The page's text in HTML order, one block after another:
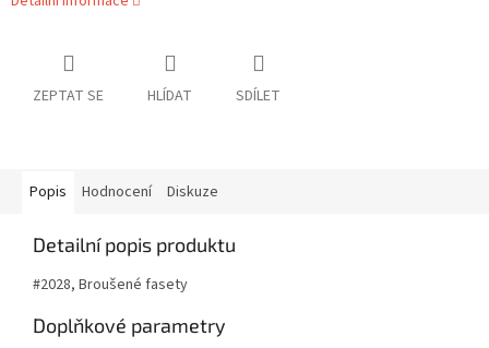
ZEPTAT SE HLÍDAT SDÍLET
Popis Hodnocení Diskuze
Detailní popis produktu
#2028, Broušené fasety
Doplňkové parametry